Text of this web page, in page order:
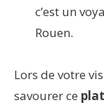
c’est un
Rouen.
Lors de votre
savourer ce